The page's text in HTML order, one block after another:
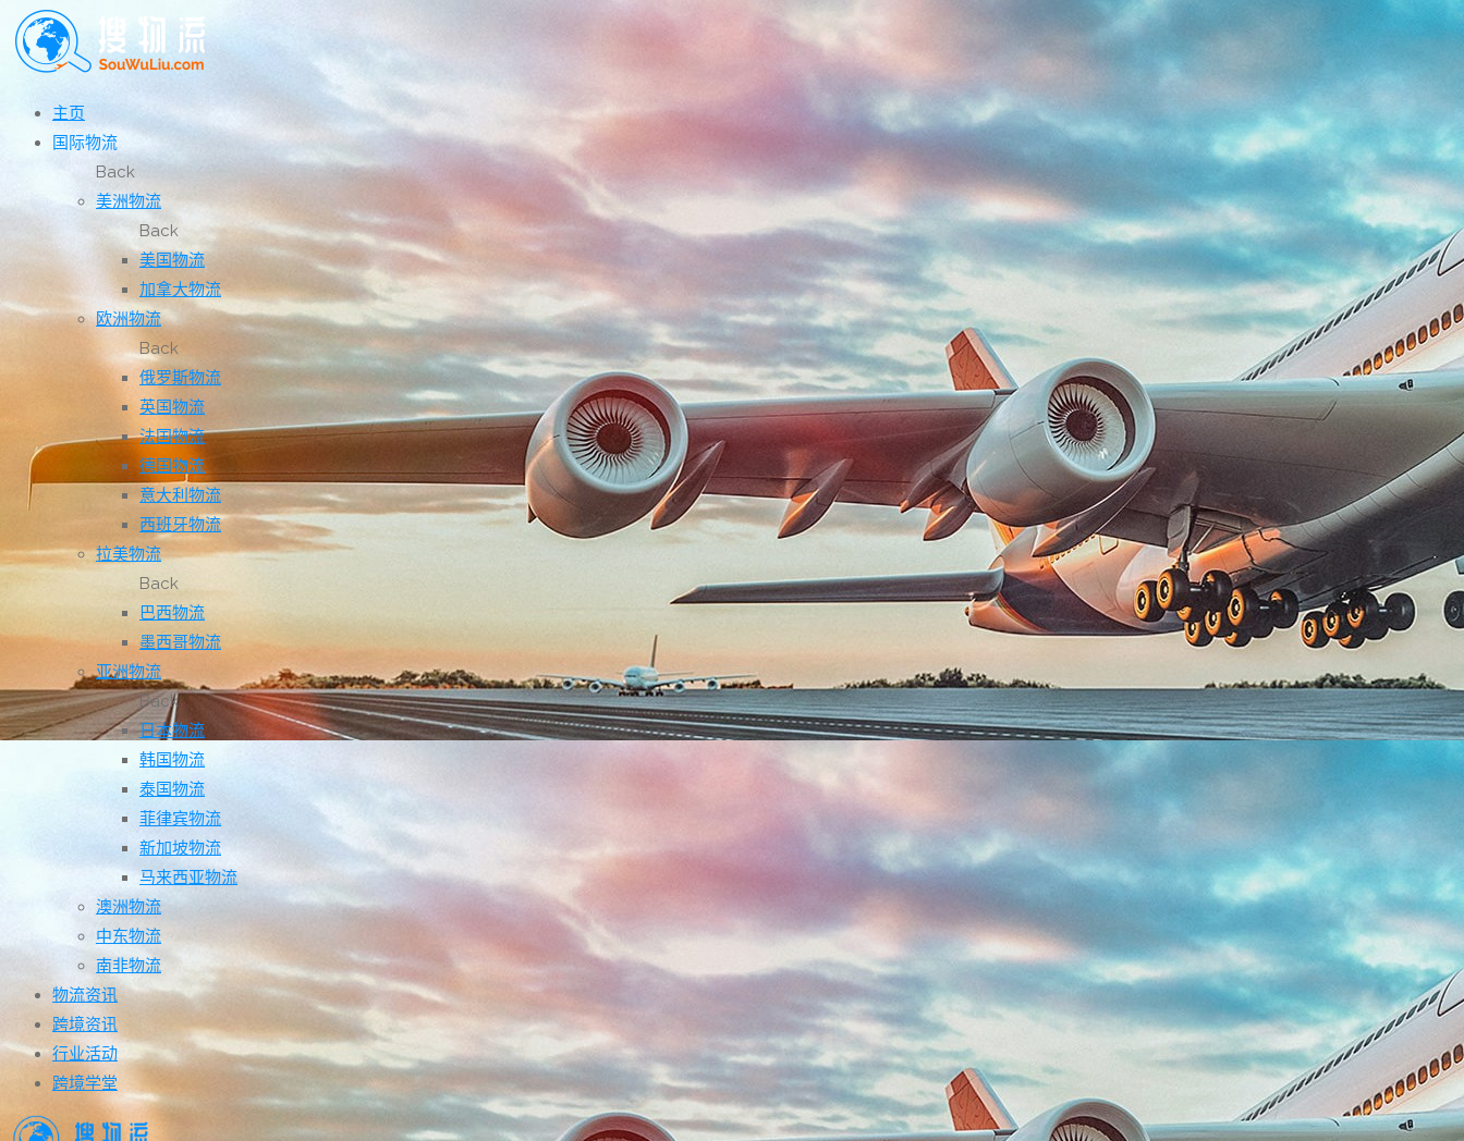
主页
国际物流
Back
美洲物流
Back
美国物流
加拿大物流
欧洲物流
Back
俄罗斯物流
英国物流
法国物流
德国物流
意大利物流
西班牙物流
拉美物流
Back
巴西物流
墨西哥物流
亚洲物流
Back
日本物流
韩国物流
泰国物流
菲律宾物流
新加坡物流
马来西亚物流
澳洲物流
中东物流
南非物流
物流资讯
跨境资讯
行业活动
跨境学堂